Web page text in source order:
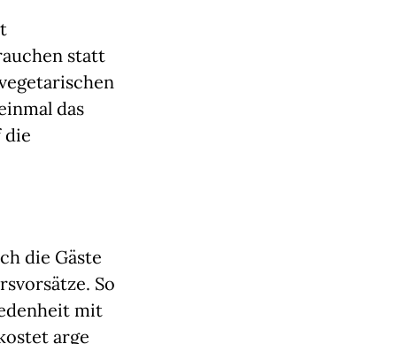
statt
das
die
die Gäste
So
mit
arge